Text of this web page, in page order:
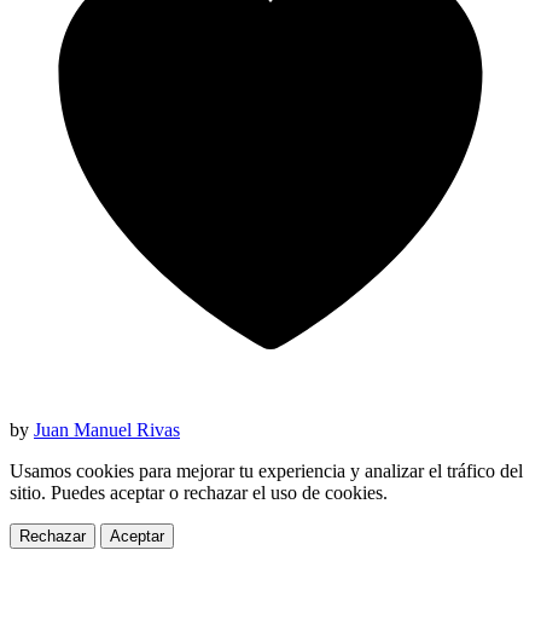
by Juan Manuel Rivas
Usamos cookies para mejorar tu experiencia y analizar el tráfico del
sitio. Puedes aceptar o rechazar el uso de cookies.
Rechazar Aceptar